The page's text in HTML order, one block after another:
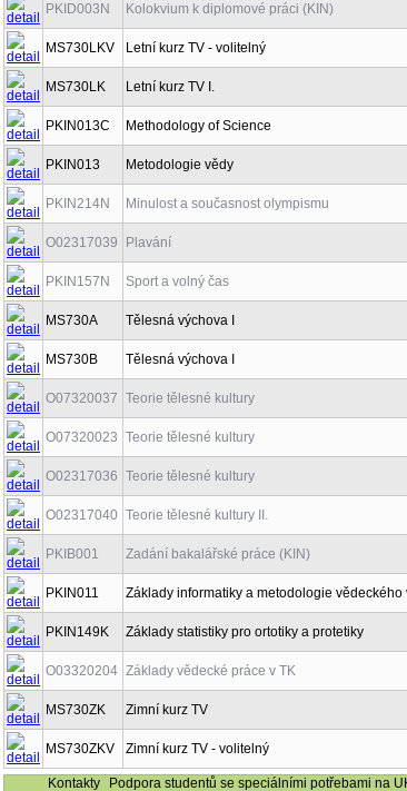
PKID003N Kolokvium k diplomové práci (KIN)
MS730LKV Letní kurz TV - volitelný
MS730LK Letní kurz TV I.
PKIN013C Methodology of Science
PKIN013 Metodologie vědy
PKIN214N Minulost a současnost olympismu
O02317039 Plavání
PKIN157N Sport a volný čas
MS730A Tělesná výchova I
MS730B Tělesná výchova I
O07320037 Teorie tělesné kultury
O07320023 Teorie tělesné kultury
O02317036 Teorie tělesné kultury
O02317040 Teorie tělesné kultury II.
PKIB001 Zadání bakalářské práce (KIN)
PKIN011 Základy informatiky a metodologie vědeckého
PKIN149K Základy statistiky pro ortotiky a protetiky
O03320204 Základy vědecké práce v TK
MS730ZK Zimní kurz TV
MS730ZKV Zimní kurz TV - volitelný
Kontakty Podpora studentů se speciálními potřebami na